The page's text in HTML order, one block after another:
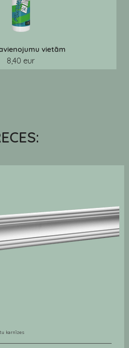
vietām
8,40 eur
karnīzes